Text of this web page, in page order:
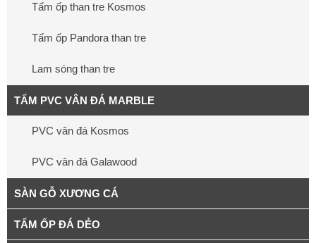
Tấm ốp than tre Kosmos
Tấm ốp Pandora than tre
Lam sóng than tre
TẤM PVC VÂN ĐÁ MARBLE
PVC vân đá Kosmos
PVC vân đá Galawood
SÀN GỖ XƯƠNG CÁ
TẤM ỐP ĐÁ DẺO